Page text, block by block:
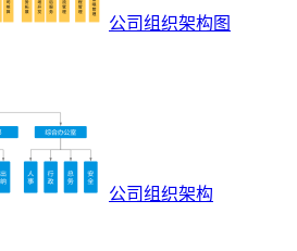
公司组织架构图
公司组织架构